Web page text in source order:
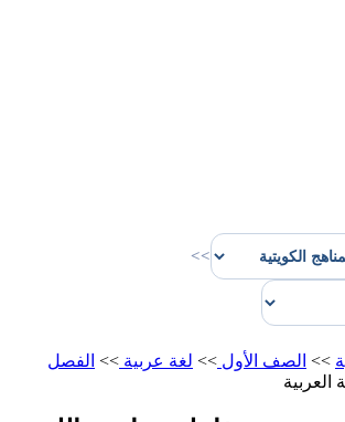
>>
>> الصف الأول >> لغة عربية >> الفصل